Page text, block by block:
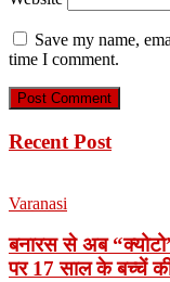
Save my name,
time I comment.
Recent Post
Varanasi
बनारस से अब
पर 17 साल के बच्चें की